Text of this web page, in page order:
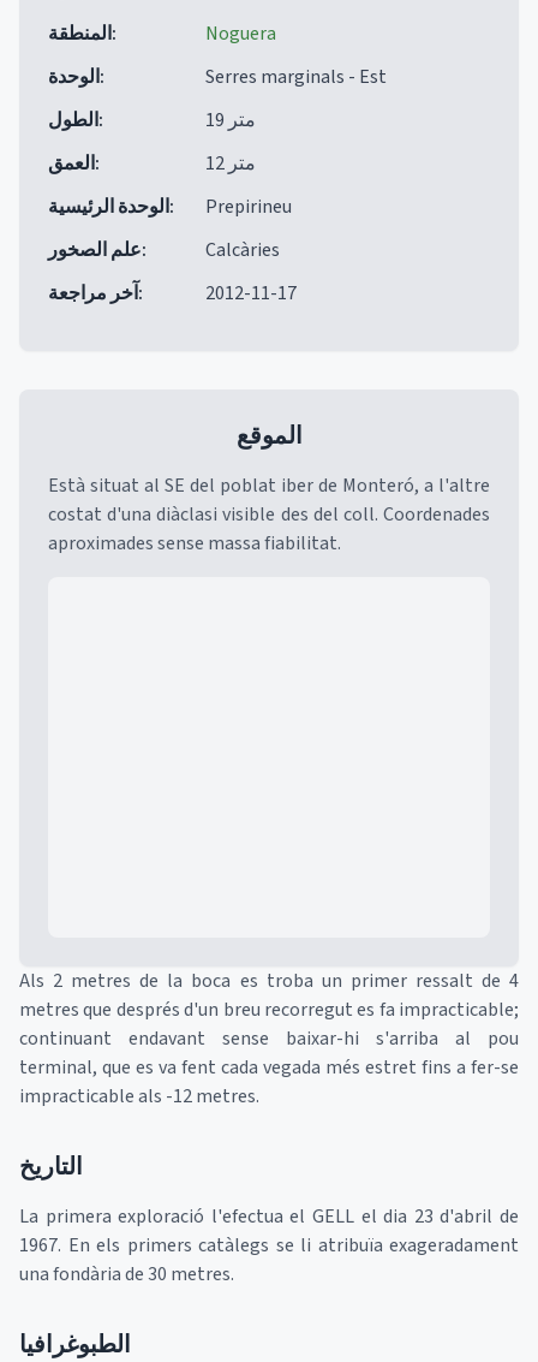
المنطقة:
Noguera
الوحدة:
Serres marginals - Est
الطول:
19 متر
العمق:
12 متر
الوحدة الرئيسية:
Prepirineu
علم الصخور:
Calcàries
آخر مراجعة: 2012-11-17
الموقع
Està situat al SE del poblat iber de Monteró, a l'altre
costat d'una diàclasi visible des del coll. Coordenades
aproximades sense massa fiabilitat.
Als 2 metres de la boca es troba un primer ressalt de 4
metres que després d'un breu recorregut es fa impracticable;
continuant endavant sense baixar-hi s'arriba al pou
terminal, que es va fent cada vegada més estret fins a fer-se
impracticable als -12 metres.
التاريخ
La primera exploració l'efectua el GELL el dia 23 d'abril de
1967. En els primers catàlegs se li atribuïa exageradament
una fondària de 30 metres.
الطبوغرافيا